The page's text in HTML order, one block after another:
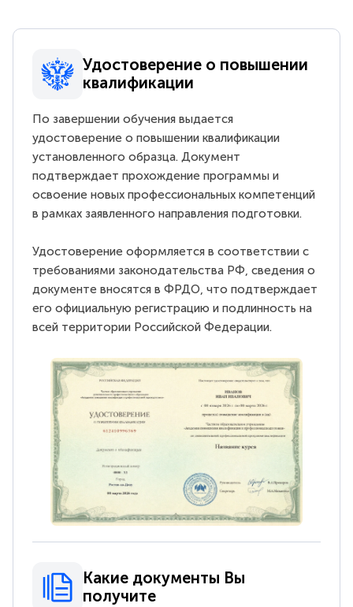
Удостоверение о повышении
квалификации
По завершении обучения выдается
удостоверение о повышении квалификации
установленного образца. Документ
подтверждает прохождение программы и
освоение новых профессиональных компетенций
в рамках заявленного направления подготовки.
Удостоверение оформляется в соответствии с
требованиями законодательства РФ, сведения о
документе вносятся в ФРДО, что подтверждает
его официальную регистрацию и подлинность на
всей территории Российской Федерации.
Какие документы Вы
получите